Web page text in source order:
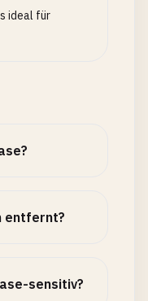
ideal für
entfernt?
sensitiv?